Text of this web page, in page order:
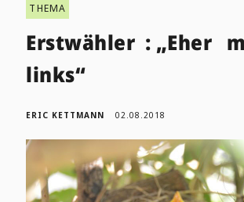
THEMA
Erstwähler : „Eher
links“
ERIC KETTMANN 02.08.2018